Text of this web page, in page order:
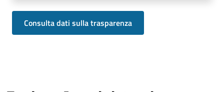
Consulta dati sulla trasparenza